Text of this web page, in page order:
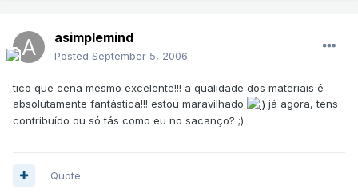
asimplemind
Posted September 5, 2006
tico que cena mesmo excelente!!! a qualidade dos materiais é
absolutamente fantástica!!! estou maravilhado
já agora, tens
contribuído ou só tás como eu no sacanço? ;)
Quote